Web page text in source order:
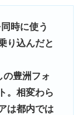
時に使う
り込んだと
豊洲フォ
。相変わら
は都内では